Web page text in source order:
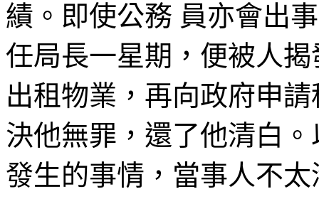
績。即使公務 員亦會出
任局長一星期，便被人
出租物業，再向政府申
決他無罪，還了他清白
發生的事情，當事人不